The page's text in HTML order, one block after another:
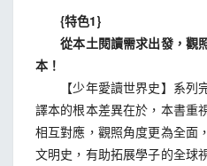
{特色1}
從本土閱讀需求出發，觀
本！
【少年愛讀世界史】系列
譯本的根本差異在於，本書重
相互對應，觀照角度更為全面
文明史，有助拓展學子的全球